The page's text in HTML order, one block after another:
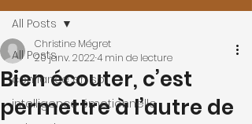
All Posts
confiance en soi
intelligence émotionnelle
All Posts
Bien écouter, c’est
permettre à l’autre de
Christine Mégret
20 janv. 20224 min de lecture